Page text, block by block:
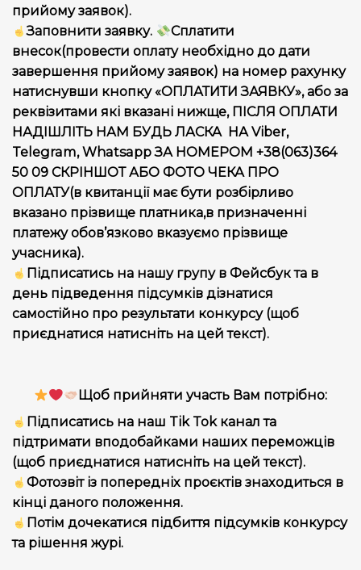
прийому заявок).
Заповнити заявку.
Сплатити
внесок(провести оплату необхідно до дати
завершення прийому заявок) на номер рахунку
натиснувши кнопку «ОПЛАТИТИ ЗАЯВКУ», або за
реквізитами які вказані нижще, ПІСЛЯ ОПЛАТИ
НАДІШЛІТЬ НАМ БУДЬ ЛАСКА НА Viber,
Telegram, Whatsapp ЗА НОМЕРОМ +38(063)364
50 09 СКРІНШОТ АБО ФОТО ЧЕКА ПРО
ОПЛАТУ(в квитанції має бути розбірливо
вказано прізвище платника,в призначенні
платежу обов’язково вказуємо прізвище
учасника).
Підписатись на нашу групу в Фейсбук та в
день підведення підсумків дізнатися
самостійно про результати конкурсу (щоб
приєднатися натисніть на цей текст).
Щоб прийняти участь Вам потрібно:
Підписатись на наш Tik Tok канал та
підтримати вподобайками наших переможців
(щоб приєднатися натисніть на цей текст).
Фотозвіт із попередніх проєктів знаходиться в
кінці даного положення.
Потім дочекатися підбиття підсумків конкурсу
та рішення журі.